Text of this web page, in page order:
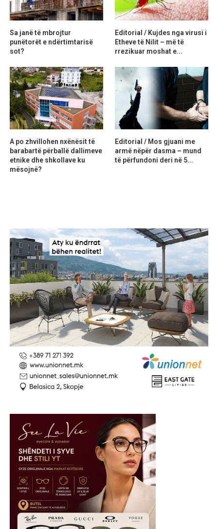
Sa janë të mbrojtur
punëtorët e ndërtimtarisë
sot?
Editorial / Kujdes nga virusi i
Etheve të Nilit – më të
rrezikuar moshat e...
A po zhvillohen nxënësit të
barabartë përballë dallimeve
etnike dhe shkollave ku
mësojnë?
Editorial / Mos gjuani me
armë nëpër dasma – mund
të përfundoni deri në 5...